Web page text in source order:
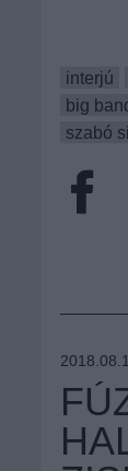
interjú
big
szabó